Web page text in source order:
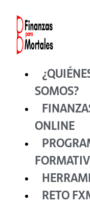
contenido
SOMOS?
ONLINE
RETO